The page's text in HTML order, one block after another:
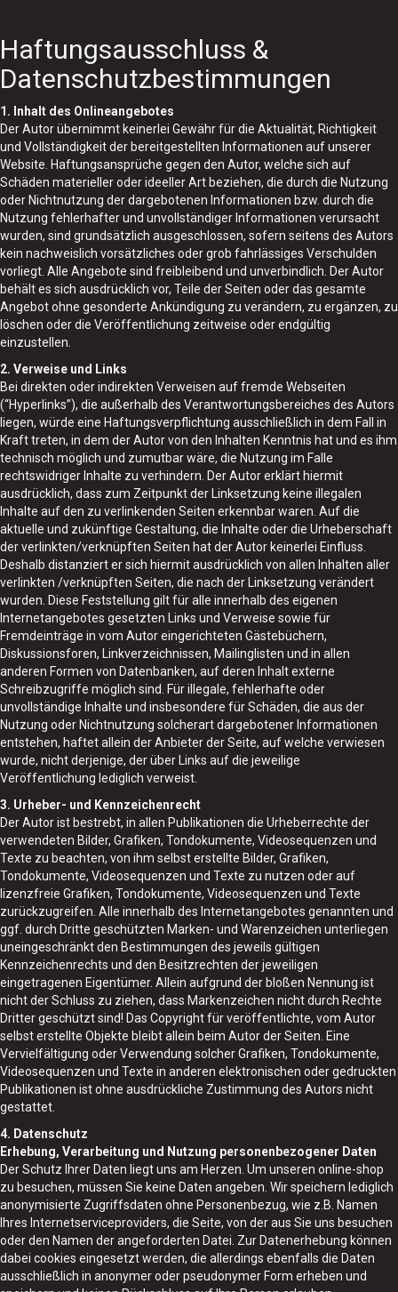
Haftungsausschluss &
Datenschutzbestimmungen
1. Inhalt des Onlineangebotes
Der Autor übernimmt keinerlei Gewähr für die Aktualität, Richtigkeit
und Vollständigkeit der bereitgestellten Informationen auf unserer
Website. Haftungsansprüche gegen den Autor, welche sich auf
Schäden materieller oder ideeller Art beziehen, die durch die Nutzung
oder Nichtnutzung der dargebotenen Informationen bzw. durch die
Nutzung fehlerhafter und unvollständiger Informationen verursacht
wurden, sind grundsätzlich ausgeschlossen, sofern seitens des Autors
kein nachweislich vorsätzliches oder grob fahrlässiges Verschulden
vorliegt. Alle Angebote sind freibleibend und unverbindlich. Der Autor
behält es sich ausdrücklich vor, Teile der Seiten oder das gesamte
Angebot ohne gesonderte Ankündigung zu verändern, zu ergänzen, zu
löschen oder die Veröffentlichung zeitweise oder endgültig
einzustellen.
2. Verweise und Links
Bei direkten oder indirekten Verweisen auf fremde Webseiten
(“Hyperlinks”), die außerhalb des Verantwortungsbereiches des Autors
liegen, würde eine Haftungsverpflichtung ausschließlich in dem Fall in
Kraft treten, in dem der Autor von den Inhalten Kenntnis hat und es ihm
technisch möglich und zumutbar wäre, die Nutzung im Falle
rechtswidriger Inhalte zu verhindern. Der Autor erklärt hiermit
ausdrücklich, dass zum Zeitpunkt der Linksetzung keine illegalen
Inhalte auf den zu verlinkenden Seiten erkennbar waren. Auf die
aktuelle und zukünftige Gestaltung, die Inhalte oder die Urheberschaft
der verlinkten/verknüpften Seiten hat der Autor keinerlei Einfluss.
Deshalb distanziert er sich hiermit ausdrücklich von allen Inhalten aller
verlinkten /verknüpften Seiten, die nach der Linksetzung verändert
wurden. Diese Feststellung gilt für alle innerhalb des eigenen
Internetangebotes gesetzten Links und Verweise sowie für
Fremdeinträge in vom Autor eingerichteten Gästebüchern,
Diskussionsforen, Linkverzeichnissen, Mailinglisten und in allen
anderen Formen von Datenbanken, auf deren Inhalt externe
Schreibzugriffe möglich sind. Für illegale, fehlerhafte oder
unvollständige Inhalte und insbesondere für Schäden, die aus der
Nutzung oder Nichtnutzung solcherart dargebotener Informationen
entstehen, haftet allein der Anbieter der Seite, auf welche verwiesen
wurde, nicht derjenige, der über Links auf die jeweilige
Veröffentlichung lediglich verweist.
3. Urheber- und Kennzeichenrecht
Der Autor ist bestrebt, in allen Publikationen die Urheberrechte der
verwendeten Bilder, Grafiken, Tondokumente, Videosequenzen und
Texte zu beachten, von ihm selbst erstellte Bilder, Grafiken,
Tondokumente, Videosequenzen und Texte zu nutzen oder auf
lizenzfreie Grafiken, Tondokumente, Videosequenzen und Texte
zurückzugreifen. Alle innerhalb des Internetangebotes genannten und
ggf. durch Dritte geschützten Marken- und Warenzeichen unterliegen
uneingeschränkt den Bestimmungen des jeweils gültigen
Kennzeichenrechts und den Besitzrechten der jeweiligen
eingetragenen Eigentümer. Allein aufgrund der bloßen Nennung ist
nicht der Schluss zu ziehen, dass Markenzeichen nicht durch Rechte
Dritter geschützt sind! Das Copyright für veröffentlichte, vom Autor
selbst erstellte Objekte bleibt allein beim Autor der Seiten. Eine
Vervielfältigung oder Verwendung solcher Grafiken, Tondokumente,
Videosequenzen und Texte in anderen elektronischen oder gedruckten
Publikationen ist ohne ausdrückliche Zustimmung des Autors nicht
gestattet.
4. Datenschutz
Erhebung, Verarbeitung und Nutzung personenbezogener Daten
Der Schutz Ihrer Daten liegt uns am Herzen. Um unseren online-shop
zu besuchen, müssen Sie keine Daten angeben. Wir speichern lediglich
anonymisierte Zugriffsdaten ohne Personenbezug, wie z.B. Namen
Ihres Internetserviceproviders, die Seite, von der aus Sie uns besuchen
oder den Namen der angeforderten Datei. Zur Datenerhebung können
dabei cookies eingesetzt werden, die allerdings ebenfalls die Daten
ausschließlich in anonymer oder pseudonymer Form erheben und